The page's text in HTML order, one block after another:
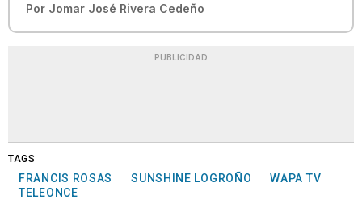
Por Jomar José Rivera Cedeño
PUBLICIDAD
TAGS
FRANCIS ROSAS SUNSHINE LOGROÑO
WAPA TV
TELEONCE